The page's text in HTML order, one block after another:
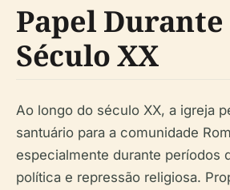
Papel Durante
Século XX
Ao longo do século XX, a igreja
santuário para a comunidade
especialmente durante períodos
política e repressão religiosa.